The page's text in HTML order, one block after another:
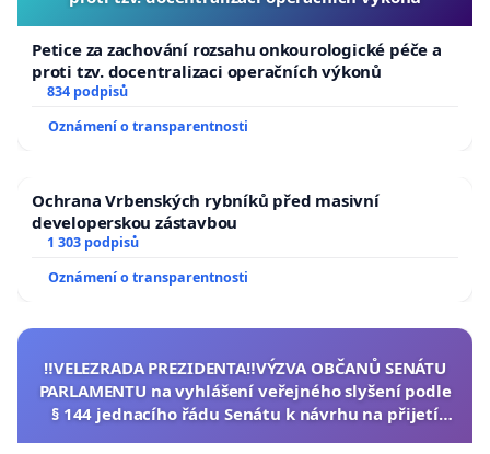
Petice za zachování rozsahu onkourologické péče a
proti tzv. docentralizaci operačních výkonů
834 podpisů
Oznámení o transparentnosti
Ochrana Vrbenských rybníků před masivní
developerskou zástavbou
1 303 podpisů
Oznámení o transparentnosti
‼️VELEZRADA PREZIDENTA‼️VÝZVA OBČANŮ SENÁTU
PARLAMENTU na vyhlášení veřejného slyšení podle
§ 144 jednacího řádu Senátu k návrhu na přijetí